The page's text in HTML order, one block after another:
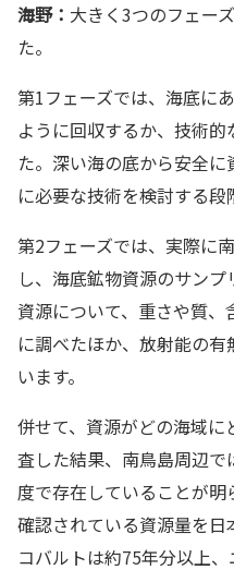
海野： 大きく3つのフェー
た。
第1フェーズでは、海底に
ように回収するか、技術
た。深い海の底から安全
に必要な技術を検討する段
第2フェーズでは、実際に
し、海底鉱物資源のサン
資源について、重さや質
に調べたほか、放射能の
います。
併せて、資源がどの海域
査した結果、南鳥島周辺
度で存在していることが
確認されている資源量を日
コバルトは約75年分以上